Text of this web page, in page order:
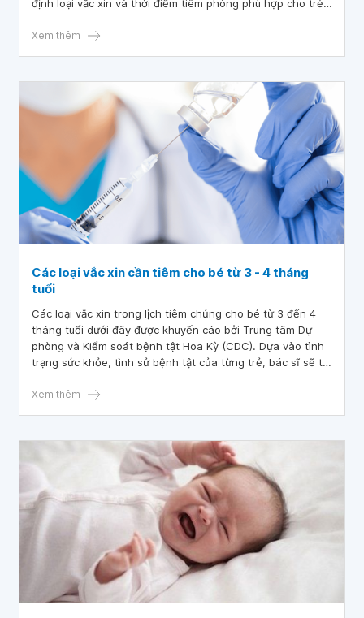
định loại vắc xin và thời điểm tiêm phòng phù hợp cho trẻ
vấn kỹ lưỡng trước khi tiêm cho trẻ.
Xem thêm
Các loại vắc xin cần tiêm cho bé từ 3 - 4 tháng
tuổi
Các loại vắc xin trong lịch tiêm chủng cho bé từ 3 đến 4
tháng tuổi dưới đây được khuyến cáo bởi Trung tâm Dự
phòng và Kiểm soát bệnh tật Hoa Kỳ (CDC). Dựa vào tình
trạng sức khỏe, tình sử bệnh tật của từng trẻ, bác sĩ sẽ tư
Xem thêm